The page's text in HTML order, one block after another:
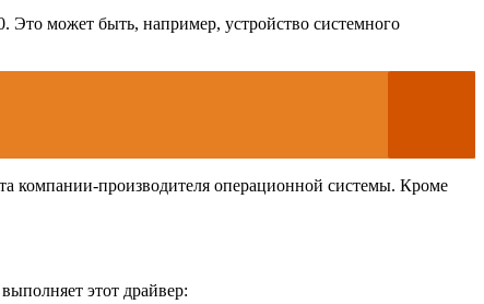
Это может быть, например, устройство системного
компании-производителя операционной системы. Кроме
этот драйвер: